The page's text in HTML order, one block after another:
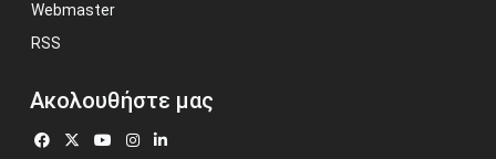
Webmaster
RSS
Ακολουθήστε μας